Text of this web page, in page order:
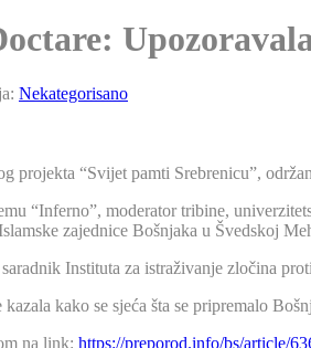
Nekategorisano
projekta “Svijet pamti Srebrenicu”,
“Inferno”, moderator tribine,
zajednice Bošnjaka u Švedskoj
Instituta za istraživanje zločina
kako se sjeća šta se pripremalo
na link: https://preporod.info/bs/article/